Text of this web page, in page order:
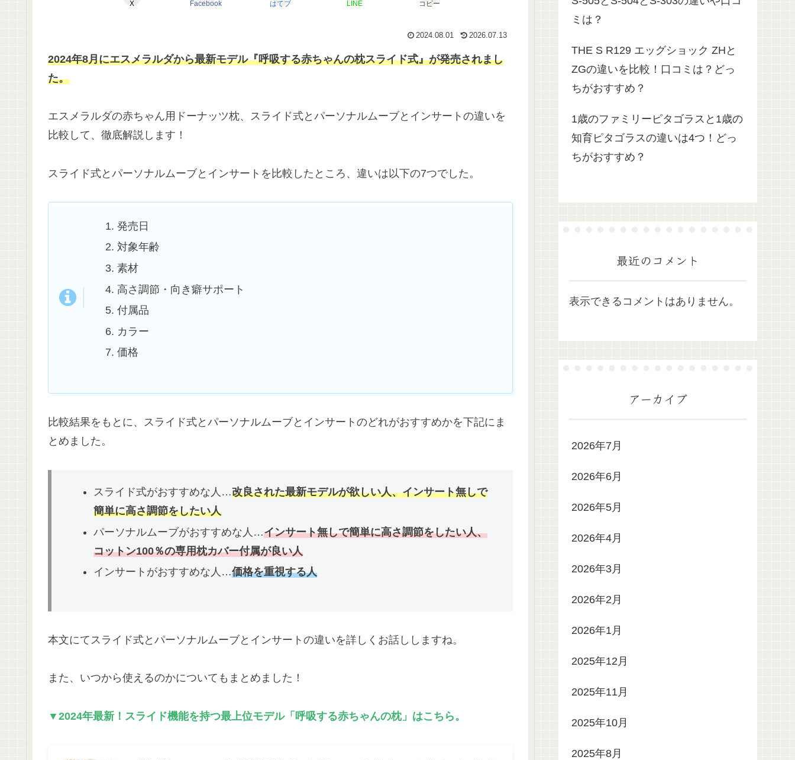
X Facebook はてブ LINE コピー
2024.08.01 2026.07.13
2024年8月にエスメラルダから最新モデル『呼吸する赤ちゃんの枕スライド式』が発売されまし
た。
エスメラルダの赤ちゃん用ドーナッツ枕、スライド式とパーソナルムーブとインサートの違いを
比較して、徹底解説します！
スライド式とパーソナルムーブとインサートを比較したところ、違いは以下の7つでした。
発売日
対象年齢
素材
高さ調節・向き癖サポート
付属品
カラー
価格
比較結果をもとに、スライド式とパーソナルムーブとインサートのどれがおすすめかを下記にま
とめました。
スライド式がおすすめな人…改良された最新モデルが欲しい人、インサート無しで
簡単に高さ調節をしたい人
パーソナルムーブがおすすめな人…インサート無しで簡単に高さ調節をしたい人、
コットン100％の専用枕カバー付属が良い人
インサートがおすすめな人…価格を重視する人
本文にてスライド式とパーソナルムーブとインサートの違いを詳しくお話ししますね。
また、いつから使えるのかについてもまとめました！
▼2024年最新！スライド機能を持つ最上位モデル「呼吸する赤ちゃんの枕」はこちら。
ミは？
THE S R129 エッグショック ZHと
ZGの違いを比較！口コミは？どっ
ちがおすすめ？
1歳のファミリーピタゴラスと1歳の
知育ピタゴラスの違いは4つ！どっ
ちがおすすめ？
最近のコメント
表示できるコメントはありません。
アーカイブ
2026年7月
2026年6月
2026年5月
2026年4月
2026年3月
2026年2月
2026年1月
2025年12月
2025年11月
2025年10月
2025年8月